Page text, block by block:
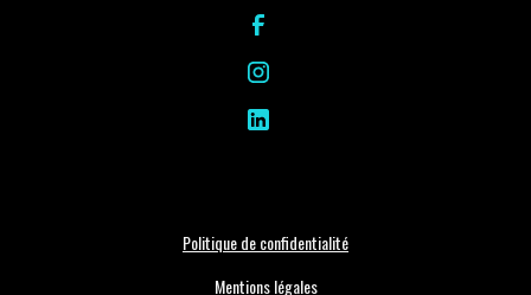
Politique de confidentialité
Mentions légales